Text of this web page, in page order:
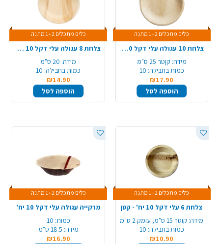
כלים מתכלים 1+2 מתנה
צלחת 10 עגולה עלי דקל 10 יח' - גדול
מידה: קןטר 25 ס"מ
כמות בחבילה: 10
₪17.90
הוספה לסל
כלים מתכלים 1+2 מתנה
צלחת 8 עגולה עלי דקל 10 יח' - בינוני
מידה: 20 ס"מ
כמות בחבילה: 10
₪14.90
הוספה לסל
כלים מתכלים 1+2 מתנה
צלחת 6 עלי דקל 10 יח' - קטן
מידה: קוטר 15 ס"מ, עומק 2 ס"מ
כמות בחבילה: 10
₪10.90
כלים מתכלים 1+2 מתנה
מרקייה עגולה עלי דקל 10 יח'
כמות: 10
מידה: 18.5 ס"מ
₪16.90